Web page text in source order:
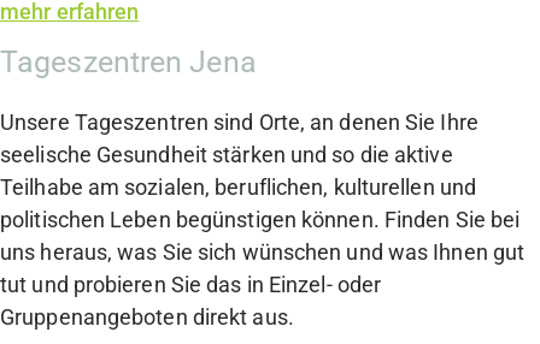
mehr erfahren
Tageszentren Jena
Unsere Tageszentren sind Orte, an denen Sie Ihre
seelische Gesundheit stärken und so die aktive
Teilhabe am sozialen, beruflichen, kulturellen und
politischen Leben begünstigen können. Finden Sie bei
uns heraus, was Sie sich wünschen und was Ihnen gut
tut und probieren Sie das in Einzel- oder
Gruppenangeboten direkt aus.